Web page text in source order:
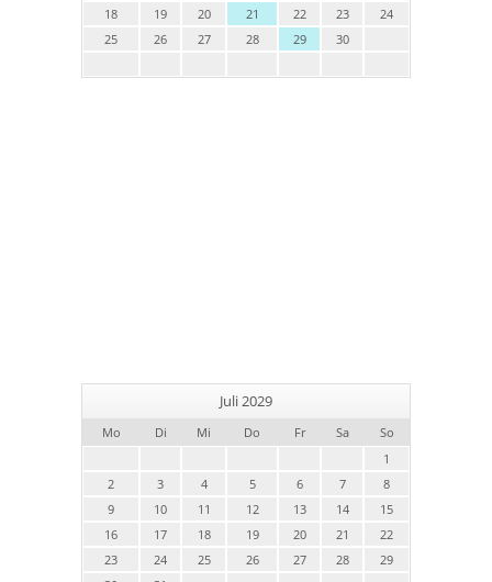
18
19 20 21 22 23
24
25
26 27 28 29 30
Juli 2029
Mo Di Mi Do Fr Sa
So
1
2
3 4 5 6 7
8
9
10 11 12 13 14
15
16
17 18 19 20 21
22
23
24 25 26 27 28
29